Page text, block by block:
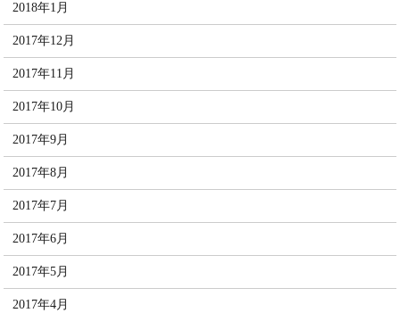
2018年1月
2017年12月
2017年11月
2017年10月
2017年9月
2017年8月
2017年7月
2017年6月
2017年5月
2017年4月